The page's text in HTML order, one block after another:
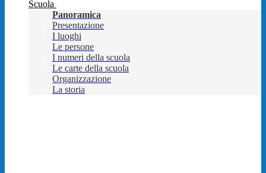
Scuola
Panoramica
Presentazione
I luoghi
Le persone
I numeri della scuola
Le carte della scuola
Organizzazione
La storia